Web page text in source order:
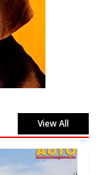
View All